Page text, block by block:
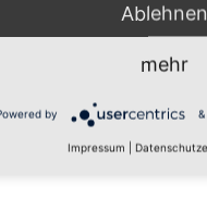
Ablehnen
mehr
by &
Impressum